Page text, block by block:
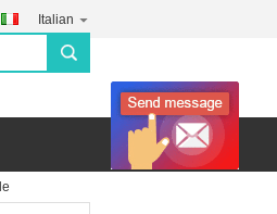
Italian
search